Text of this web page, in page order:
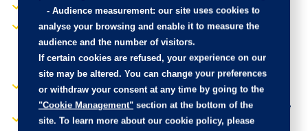
Eclairage coffre à lampe
Eclairage intérieur à
ampoules : plafonnier AV
à 3 spots (1 lampe et 2
Feux diurnes à LED sous
projecteurs
Fixations suivant norme
Système stop & go
couplé avec l'assistance
au positionnement sur la
Teinte métallisée Jaune
Faro
Verrouillage automatique
de tous les ouvrants en
- Audience measurement: our site uses cookies to
analyse your browsing and enable it to measure the
audience and the number of visitors.
If certain cookies are refused, your experience on our
site may be altered. You can change your preferences
or withdraw your consent at any time by going to the
"Cookie Management" section at the bottom of the
site. To learn more about our cookie policy, please